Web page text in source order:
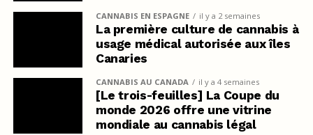
CANNABIS EN ESPAGNE il y a 2 semaines
La première culture de cannabis à
usage médical autorisée aux îles
Canaries
CANNABIS AU CANADA il y a 4 semaines
[Le trois-feuilles] La Coupe du
monde 2026 offre une vitrine
mondiale au cannabis légal